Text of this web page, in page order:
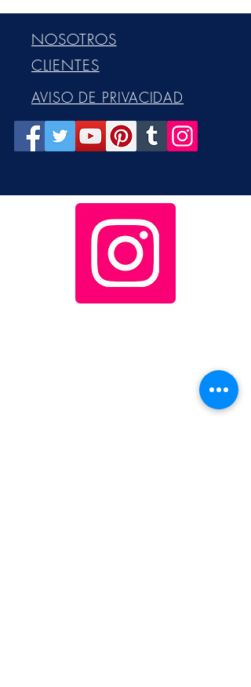
NOSOTROS
CLIENTES
AVISO DE PRIVACIDAD